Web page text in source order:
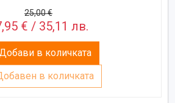
25,00 €
€ / 35,11 лв.
Добави в количката
в количката